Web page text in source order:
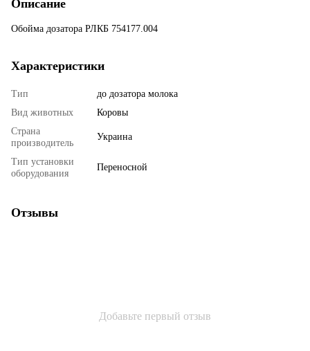
Описание
Обойма дозатора РЛКБ 754177.004
Характеристики
Тип
до дозатора молока
Вид животных
Коровы
Страна
производитель
Украина
Тип установки
оборудования
Переносной
Отзывы
Добавьте первый отзыв